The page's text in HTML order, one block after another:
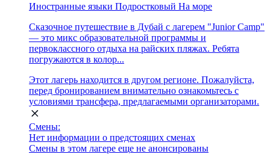
Иностранные языки Подростковый На море
Сказочное путешествие в Дубай с лагерем "Junior Camp"
— это микс образовательной программы и
первоклассного отдыха на райских пляжах. Ребята
погружаются в колор...
Этот лагерь находится в другом регионе. Пожалуйста,
перед бронированием внимательно ознакомьтесь с
условиями трансфера, предлагаемыми организаторами.
Смены:
Нет информации о предстоящих сменах
Смены в этом лагере еще не анонсированы